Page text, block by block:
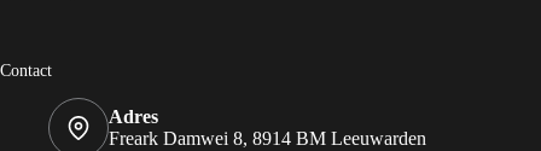
Contact
Adres
Freark Damwei 8, 8914 BM Leeuwarden